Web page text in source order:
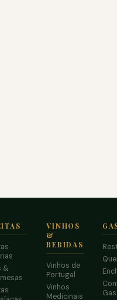
&
VINHOS
&
BEBIDAS
Vinhos de
Portugal
Vinhos
Medicinais